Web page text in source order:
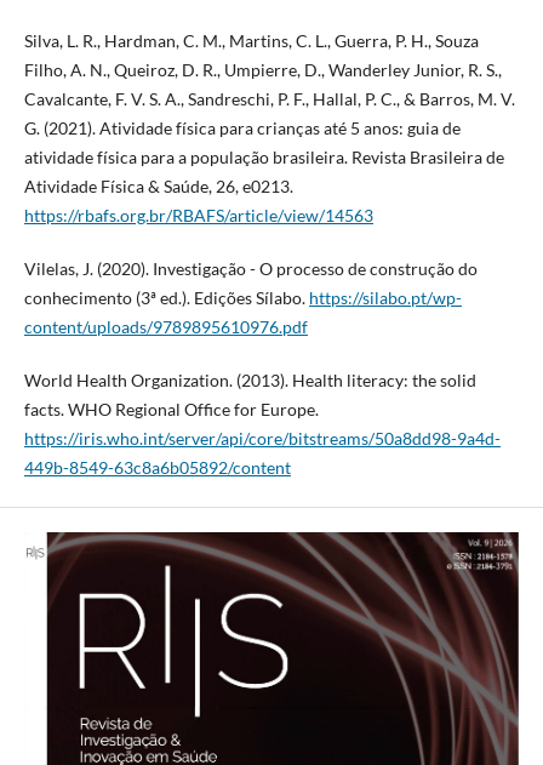
Silva, L. R., Hardman, C. M., Martins, C. L., Guerra, P. H., Souza
Filho, A. N., Queiroz, D. R., Umpierre, D., Wanderley Junior, R. S.,
Cavalcante, F. V. S. A., Sandreschi, P. F., Hallal, P. C., & Barros, M. V.
G. (2021). Atividade física para crianças até 5 anos: guia de
atividade física para a população brasileira. Revista Brasileira de
Atividade Física & Saúde, 26, e0213.
https://rbafs.org.br/RBAFS/article/view/14563
Vilelas, J. (2020). Investigação - O processo de construção do
conhecimento (3ª ed.). Edições Sílabo. https://silabo.pt/wp-
content/uploads/9789895610976.pdf
World Health Organization. (2013). Health literacy: the solid
facts. WHO Regional Office for Europe.
https://iris.who.int/server/api/core/bitstreams/50a8dd98-9a4d-
449b-8549-63c8a6b05892/content